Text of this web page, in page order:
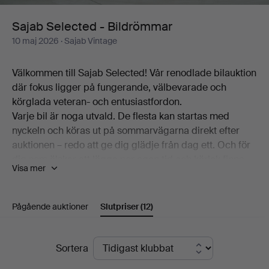
Sajab Selected - Bildrömmar
10 maj 2026 · Sajab Vintage
Välkommen till Sajab Selected! Vår renodlade bilauktion
där fokus ligger på fungerande, välbevarade och
körglada veteran- och entusiastfordon.
Varje bil är noga utvald. De flesta kan startas med
nyckeln och köras ut på sommarvägarna direkt efter
auktionen – redo att ge dig glädje från dag ett. Och för
det också härliga renoveringsobjekt som bara väntar på
stolthet över att äga! Detta oavsett om det är en elegant
svensk klassiker, en italiensk sportbil, en brittisk sportbil
Bläddra bland en lågmilad Volvo PV, en välskött
Visa mer
Pågående auktioner Slutpriser(12)
SlutpriserSortera